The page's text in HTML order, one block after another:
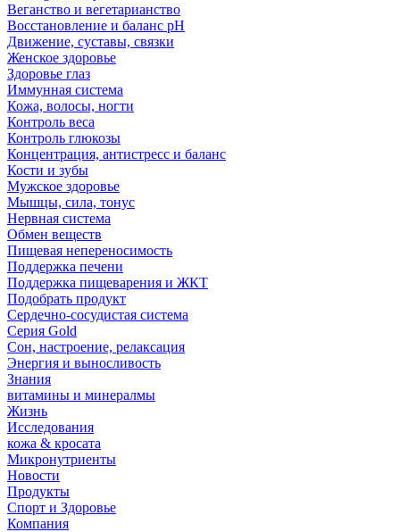
Веганство и вегетарианство
Восстановление и баланс pH
Движение, суставы, связки
Женское здоровье
Здоровье глаз
Иммунная система
Кожа, волосы, ногти
Контроль веса
Контроль глюкозы
Концентрация, антистресс и баланс
Кости и зубы
Мужское здоровье
Мышцы, сила, тонус
Нервная система
Обмен веществ
Пищевая непереносимость
Поддержка печени
Поддержка пищеварения и ЖКТ
Подобрать продукт
Сердечно-сосудистая система
Серия Gold
Сон, настроение, релаксация
Энергия и выносливость
Знания
витамины и минералмы
Жизнь
Исследования
кожа & кросата
Микронутриенты
Новости
Продукты
Спорт и Здоровье
Компания